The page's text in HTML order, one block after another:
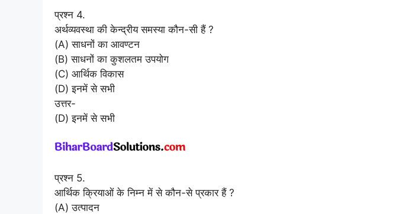
प्रश्न 4.
अर्थव्यवस्था की केन्द्रीय समस्या कौन-सी हैं ?
(A) साधनों का आवण्टन
(B) साधनों का कुशलतम उपयोग
(C) आर्थिक विकास
(D) इनमें से सभी
उत्तर-
(D) इनमें से सभी
प्रश्न 5.
आर्थिक क्रियाओं के निम्न में से कौन-से प्रकार हैं ?
(A) उत्पादन